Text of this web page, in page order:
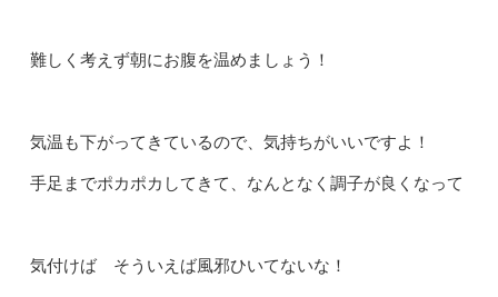
難しく考えず朝にお腹を温めましょう！
気温も下がってきているので、気持ちがいいですよ！
手足までポカポカしてきて、なんとなく調子が良くなって
気付けば そういえば風邪ひいてないな！